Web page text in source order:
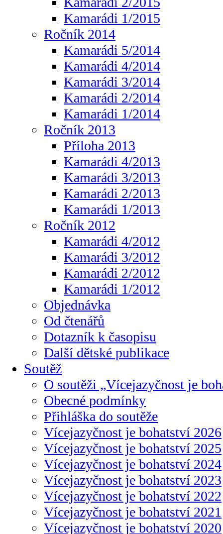
Kamarádi 1/2015
Ročník 2014
Kamarádi 5/2014
Kamarádi 4/2014
Kamarádi 3/2014
Kamarádi 2/2014
Kamarádi 1/2014
Ročník 2013
Příloha 2013
Kamarádi 4/2013
Kamarádi 3/2013
Kamarádi 2/2013
Kamarádi 1/2013
Ročník 2012
Kamarádi 4/2012
Kamarádi 3/2012
Kamarádi 2/2012
Kamarádi 1/2012
Objednávka
Od čtenářů
Dotazník k časopisu
Další dětské publikace
Soutěž
O soutěži „Vícejazyčnost je
Obecné podmínky
Přihláška do soutěže
Vícejazyčnost je bohatství 2026
Vícejazyčnost je bohatství 2025
Vícejazyčnost je bohatství 2024
Vícejazyčnost je bohatství 2023
Vícejazyčnost je bohatství 2022
Vícejazyčnost je bohatství 2021
Vícejazyčnost je bohatství 2020